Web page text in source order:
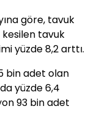
göre, tavuk
kesilen tavuk
yüzde 8,2 arttı.
bin adet olan
yüzde 6,4
93 bin adet